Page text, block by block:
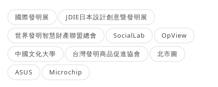
國際發明展 JDIE日本設計創意暨發明展
世界發明智慧財產聯盟總會 SocialLab OpView
中國文化大學 台灣發明商品促進協會 北市圖
ASUS Microchip